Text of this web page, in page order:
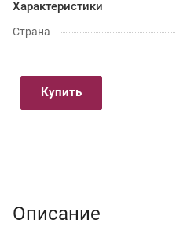
Характеристики
Страна
Купить
Описание